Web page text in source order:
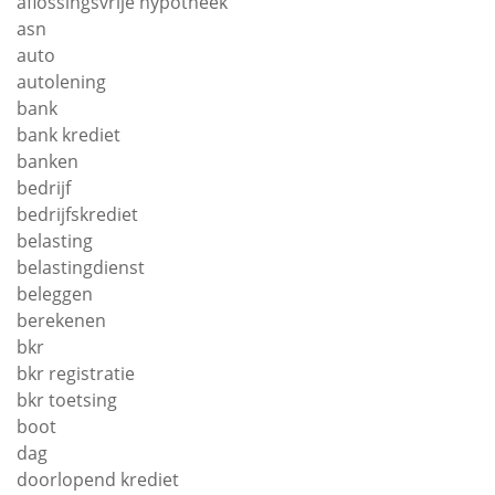
asn
auto
autolening
bank
bank krediet
banken
bedrijf
bedrijfskrediet
belasting
belastingdienst
beleggen
berekenen
bkr
bkr registratie
bkr toetsing
boot
dag
doorlopend krediet